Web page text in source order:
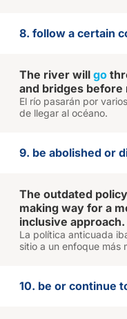
8. follow a certain
The river will go
and bridges before
El río pasarán por
de llegar al océano.
9. be abolished or
The outdated
making way for a
inclusive approach.
La política anticuada
sitio a un enfoque más
10. be or continue